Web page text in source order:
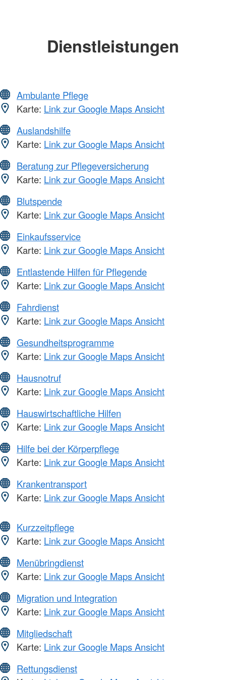
Dienstleistungen
Ambulante Pflege
Karte: Link zur Google Maps Ansicht
Auslandshilfe
Karte: Link zur Google Maps Ansicht
Beratung zur Pflegeversicherung
Karte: Link zur Google Maps Ansicht
Blutspende
Karte: Link zur Google Maps Ansicht
Einkaufsservice
Karte: Link zur Google Maps Ansicht
Entlastende Hilfen für Pflegende
Karte: Link zur Google Maps Ansicht
Fahrdienst
Karte: Link zur Google Maps Ansicht
Gesundheitsprogramme
Karte: Link zur Google Maps Ansicht
Hausnotruf
Karte: Link zur Google Maps Ansicht
Hauswirtschaftliche Hilfen
Karte: Link zur Google Maps Ansicht
Hilfe bei der Körperpflege
Karte: Link zur Google Maps Ansicht
Krankentransport
Karte: Link zur Google Maps Ansicht
Kurzzeitpflege
Karte: Link zur Google Maps Ansicht
Menübringdienst
Karte: Link zur Google Maps Ansicht
Migration und Integration
Karte: Link zur Google Maps Ansicht
Mitgliedschaft
Karte: Link zur Google Maps Ansicht
Rettungsdienst